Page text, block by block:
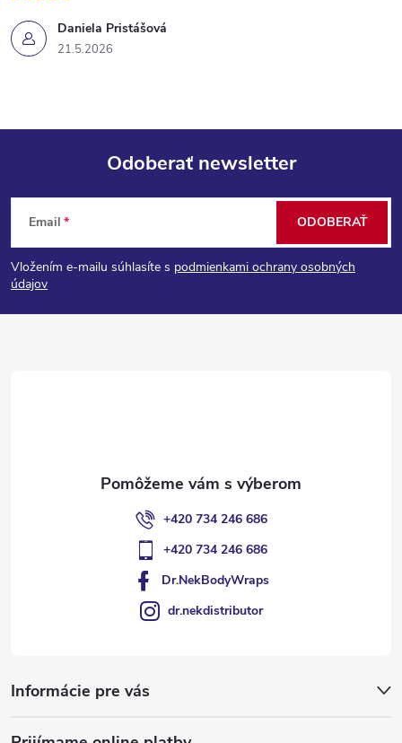
Daniela Pristášová
21.5.2026
Z
á
p
Odoberať newsletter
Email
Vložením e-mailu súhlasíte s podmienkami ochrany osobných
údajov
ODOBERAŤ
+420 734 246 686
+420 734 246 686
Dr.NekBodyWraps
dr.nekdistributor
Informácie pre vás